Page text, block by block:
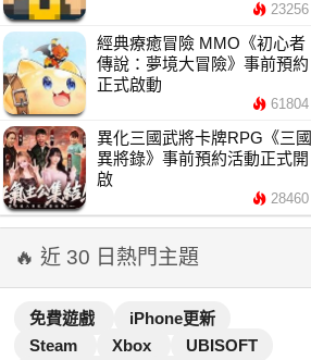
23256
經典療癒冒險 MMO《初心者
傳說：夢境大冒險》事前預約
正式啟動
61804
異化三國武將卡牌RPG《三國
異將錄》事前預約活動正式開
啟
28460
🔥 近 30 日熱門主題
免費遊戲
iPhone更新
Steam
Xbox
UBISOFT